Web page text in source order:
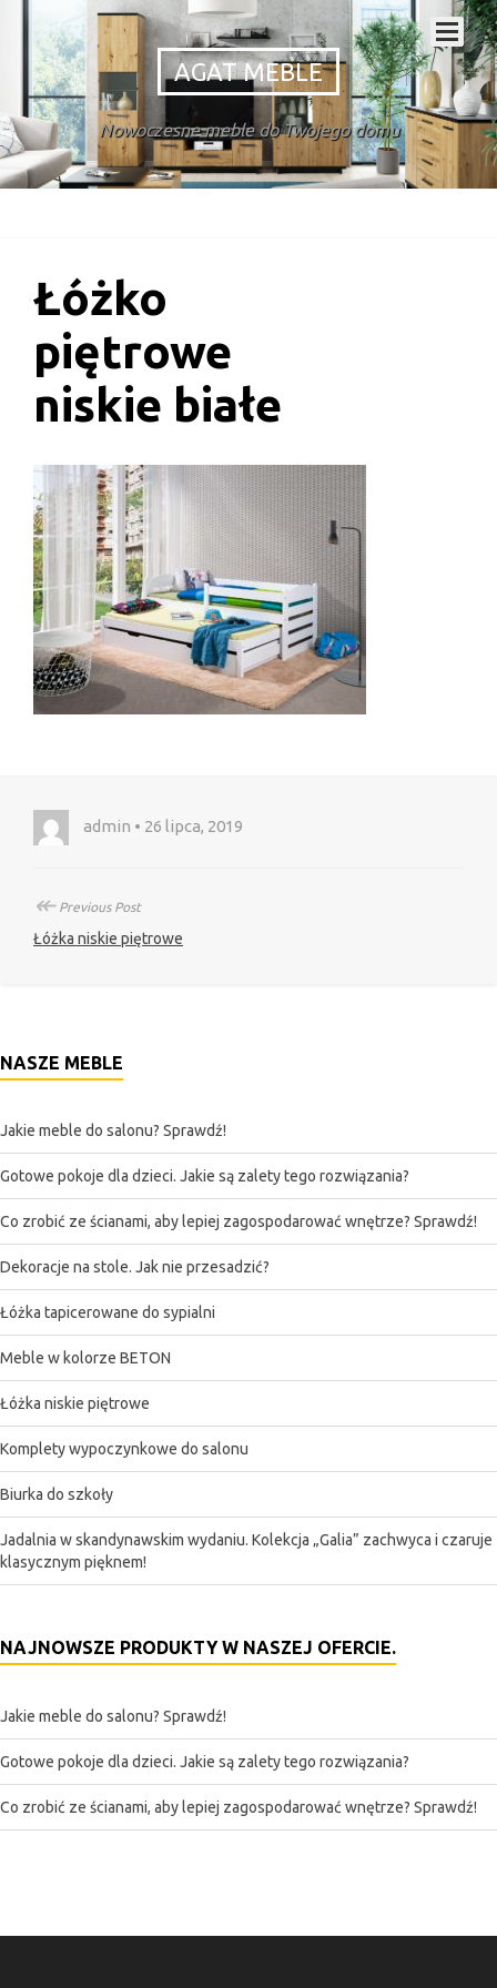
AGAT MEBLE
Nowoczesne meble do Twojego domu
Łóżko
piętrowe
niskie białe
admin • 26 lipca, 2019
↞Previous Post
Łóżka niskie piętrowe
NASZE MEBLE
Jakie meble do salonu? Sprawdź!
Gotowe pokoje dla dzieci. Jakie są zalety tego rozwiązania?
Co zrobić ze ścianami, aby lepiej zagospodarować wnętrze? Sprawdź!
Dekoracje na stole. Jak nie przesadzić?
Łóżka tapicerowane do sypialni
Meble w kolorze BETON
Łóżka niskie piętrowe
Komplety wypoczynkowe do salonu
Biurka do szkoły
Jadalnia w skandynawskim wydaniu. Kolekcja „Galia” zachwyca i czaruje
klasycznym pięknem!
NAJNOWSZE PRODUKTY W NASZEJ OFERCIE.
Jakie meble do salonu? Sprawdź!
Gotowe pokoje dla dzieci. Jakie są zalety tego rozwiązania?
Co zrobić ze ścianami, aby lepiej zagospodarować wnętrze? Sprawdź!